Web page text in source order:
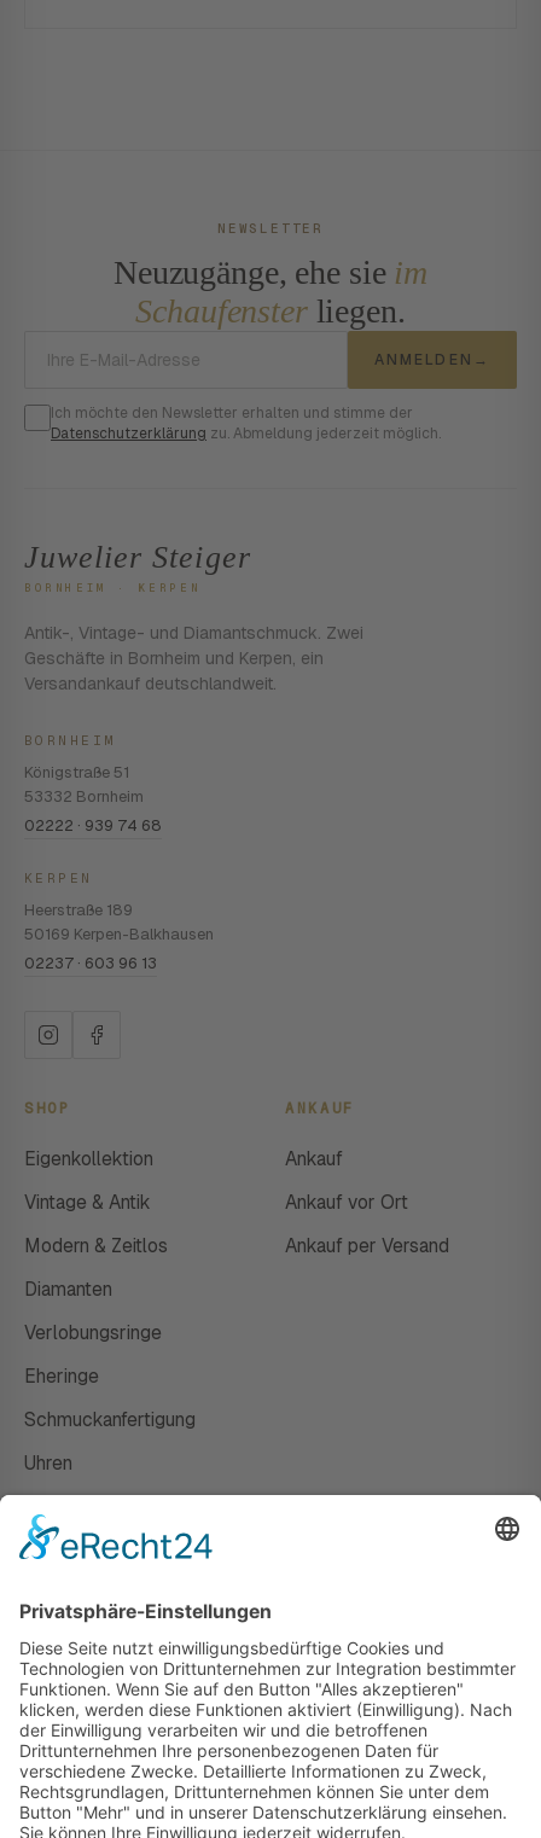
NEWSLETTER
Neuzugänge, ehe sie im
Schaufensterliegen.
ANMELDEN →
Ich möchte den Newsletter erhalten und stimme der
Datenschutzerklärung zu. Abmeldung jederzeit möglich.
Juwelier Steiger
BORNHEIM · KERPEN
Antik-, Vintage- und Diamantschmuck. Zwei
Geschäfte in Bornheim und Kerpen, ein
Versandankauf deutschlandweit.
BORNHEIM
Königstraße 51
53332 Bornheim
02222 · 939 74 68
KERPEN
Heerstraße 189
50169 Kerpen-Balkhausen
02237 · 603 96 13
SHOP
Eigenkollektion
Vintage & Antik
Modern & Zeitlos
Diamanten
Verlobungsringe
Eheringe
Schmuckanfertigung
Uhren
ANKAUF
Ankauf
Ankauf vor Ort
Ankauf per Versand
Susanne Steiger
Geschäfte
Newsletter
Kontakt